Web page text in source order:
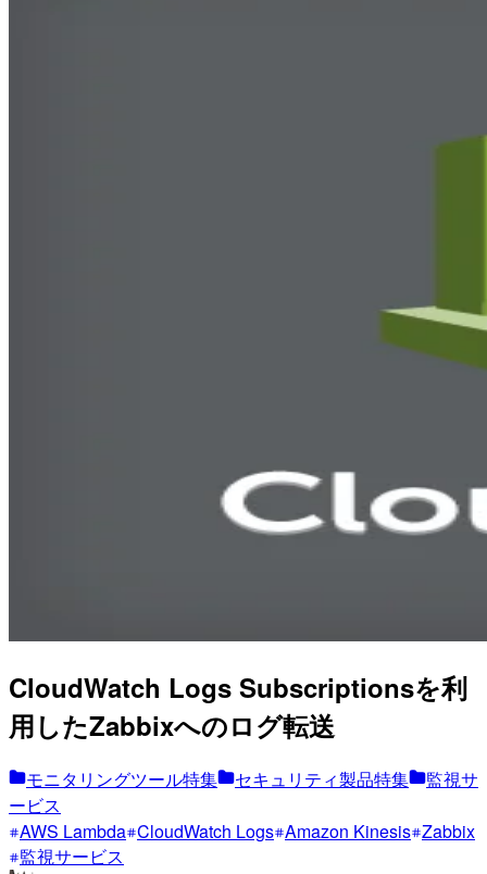
CloudWatch Logs Subscriptionsを利
用したZabbixへのログ転送
モニタリングツール特集 セキュリティ製品特集
監視サ
ービス
AWS Lambda CloudWatch Logs Amazon Kinesis Zabbix
監視サービス